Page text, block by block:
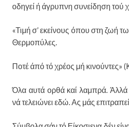
οδη­γεί ή άγρυπνη συνείδηση τού
«Τιμή σ’ εκείνους όπου στη ζωή
Θερμοπύλες.
Ποτέ άπό τό χρέος μή
Όλα αυτά ορθά καί λαμπρά. Άλλά
νά τελειώνει εδώ. Ας μάς